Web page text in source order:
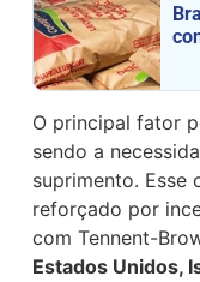
O principal fator
sendo a
suprimento. Esse
reforçado por
com Tennent-
Estados Unidos,